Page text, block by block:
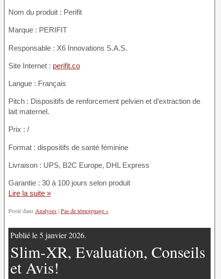
Nom du produit : Perifit
Marque : PERIFIT
Responsable : X6 Innovations S.A.S.
Site Internet : perifit.co
Langue : Français
Pitch : Dispositifs de renforcement pelvien et d’extraction de
lait maternel.
Prix : /
Format : dispositifs de santé féminine
Livraison : UPS, B2C Europe, DHL Express
Garantie : 30 à 100 jours selon produit
Lire la suite »
Posté dans Analyses|Pas de témoignage »
Publié le 5 janvier 2026.
Slim-XR, Evaluation, Conseils
et Avis!